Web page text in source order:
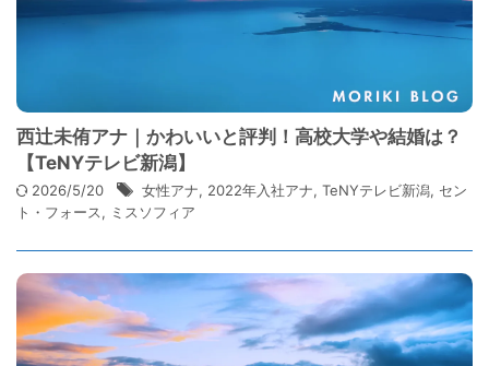
西辻未侑アナ｜かわいいと評判！高校大学や結婚は？
【TeNYテレビ新潟】
2026/5/20 女性アナ, 2022年入社アナ, TeNYテレビ新潟, セン
ト・フォース, ミスソフィア